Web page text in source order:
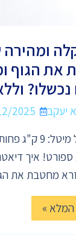
ומהירה
את הגוף
2025
איך
מחטבת את
»